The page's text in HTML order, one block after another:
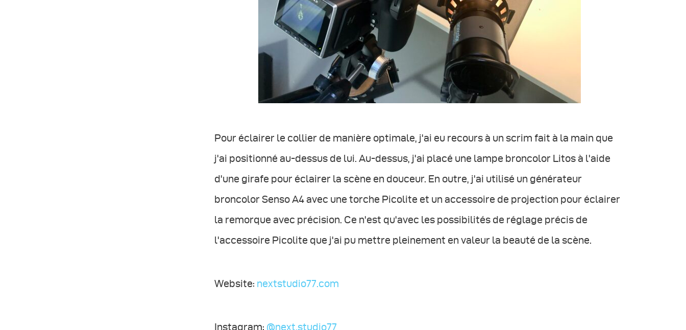
Pour éclairer le collier de manière optimale, j'ai eu recours à un scrim fait à la main que
j'ai positionné au-dessus de lui. Au-dessus, j'ai placé une lampe broncolor Litos à l'aide
d'une girafe pour éclairer la scène en douceur. En outre, j'ai utilisé un générateur
broncolor Senso A4 avec une torche Picolite et un accessoire de projection pour éclairer
la remorque avec précision. Ce n'est qu'avec les possibilités de réglage précis de
l'accessoire Picolite que j'ai pu mettre pleinement en valeur la beauté de la scène.
Website: nextstudio77.com
Instagram: @next.studio77